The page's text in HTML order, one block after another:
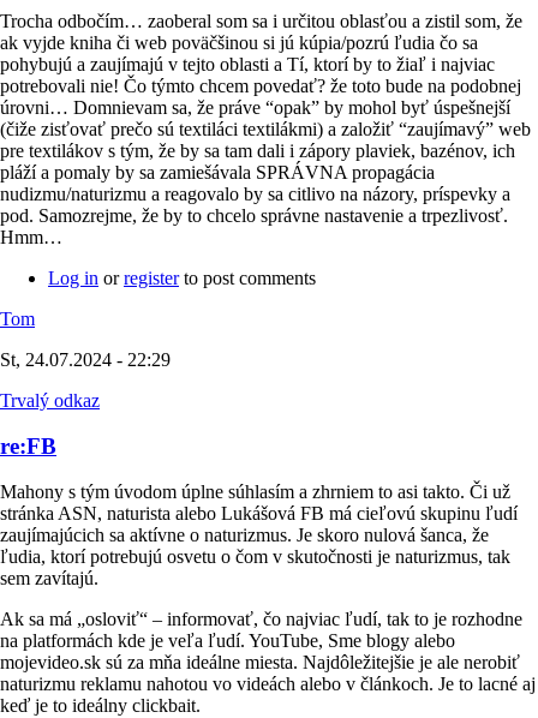
Trocha odbočím… zaoberal som sa i určitou oblasťou a zistil som, že
ak vyjde kniha či web poväčšinou si jú kúpia/pozrú ľudia čo sa
pohybujú a zaujímajú v tejto oblasti a Tí, ktorí by to žiaľ i najviac
potrebovali nie! Čo týmto chcem povedať? že toto bude na podobnej
úrovni… Domnievam sa, že práve “opak” by mohol byť úspešnejší
(čiže zisťovať prečo sú textiláci textilákmi) a založiť “zaujímavý” web
pre textilákov s tým, že by sa tam dali i zápory plaviek, bazénov, ich
pláží a pomaly by sa zamiešávala SPRÁVNA propagácia
nudizmu/naturizmu a reagovalo by sa citlivo na názory, príspevky a
pod. Samozrejme, že by to chcelo správne nastavenie a trpezlivosť.
Hmm…
Log in orregisterto post comments
Tom
St, 24.07.2024 - 22:29
Trvalý odkaz
re:FB
Mahony s tým úvodom úplne súhlasím a zhrniem to asi takto. Či už
stránka ASN, naturista alebo Lukášová FB má cieľovú skupinu ľudí
zaujímajúcich sa aktívne o naturizmus. Je skoro nulová šanca, že
ľudia, ktorí potrebujú osvetu o čom v skutočnosti je naturizmus, tak
sem zavítajú.
Ak sa má „osloviť“ – informovať, čo najviac ľudí, tak to je rozhodne
na platformách kde je veľa ľudí. YouTube, Sme blogy alebo
mojevideo.sk sú za mňa ideálne miesta. Najdôležitejšie je ale nerobiť
naturizmu reklamu nahotou vo videách alebo v článkoch. Je to lacné aj
keď je to ideálny clickbait.